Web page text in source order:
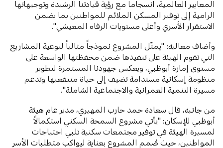
المعايير العالمية، انسجاماً مع رؤية قيادتنا الرشيدة وتوجيهاتها
الرامية إلى توفير المسكن الملائم للمواطنين بما يضمن
الاستقرار الأسري وأعلى مستويات الرفاه المعيشي".
وأضاف معاليه: "يمثّل المشروع نموذجاً مثالياً لنوعية المشاريع
التي تقوم الهيئة على تنفيذها ضمن محفظتها الواسعة على
مستوى إمارة أبوظبي، ويعكس جهودنا المستمرة لتطوير
منظومة إسكانية مستدامة تضيف إلى حياة منتفعيها وتدعم
مسيرة التنمية العمرانية والاجتماعية الشاملة".
من جانبه، قال سعادة حمد حارب المهيري، مدير عام هيئة
أبوظبي للإسكان: "يأتي مشروع السمحة السكني استكمالاً
لمسيرة الهيئة في توفير مجتمعات سكنية تلبي احتياجات
المواطنين، حيث صُمم المشروع بعناية ليواكب متطلبات الأسر